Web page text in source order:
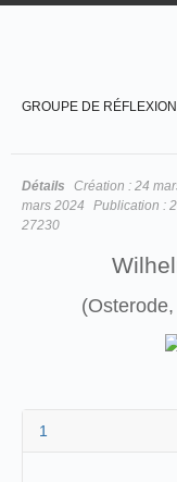
GROUPE DE
Détails Création : 24
mars 2024
Publication :
27230
1